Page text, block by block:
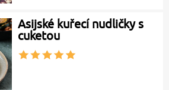
Asijské kuřecí nudličky s
cuketou